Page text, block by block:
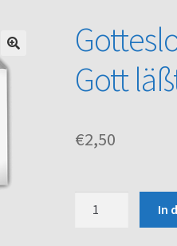
Gott
€2,50
In